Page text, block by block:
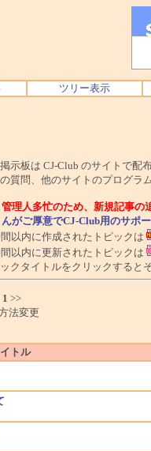
ツリー表示
示板は CJ-Club のサイトで配
質問、他のサイトのプログラ
理人多忙のため、新規記事の
がご厚意でCJ-Club用のサポ
以内に作成されたトピックは
以内に更新されたトピックは
クタイトルをクリックすると
1 >>
法変更
トル